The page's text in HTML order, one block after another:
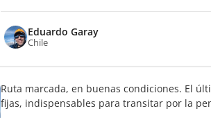
Eduardo Garay
Chile
Ruta marcada, en buenas condiciones. El
fijas, indispensables para transitar por la